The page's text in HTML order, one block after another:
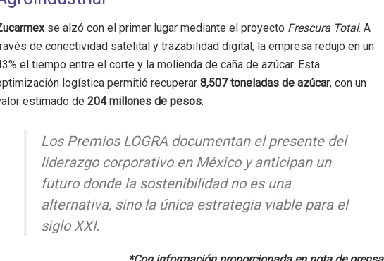
se alzó con el primer lugar mediante el proyecto Frescura Total. A
de conectividad satelital y trazabilidad digital, la empresa redujo en un
el tiempo entre el corte y la molienda de caña de azúcar. Esta
logística permitió recuperar 8,507 toneladas de azúcar, con un
estimado de 204 millones de pesos.
Los Premios LOGRA documentan el presente del
liderazgo corporativo en México y anticipan un
futuro donde la sostenibilidad no es una
alternativa, sino la única estrategia viable para el
siglo XXI.